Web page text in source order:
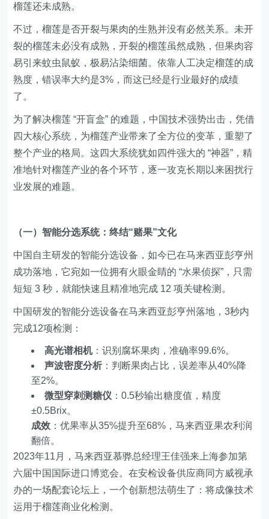
榴莲还未成熟。
不过，榴莲是否开裂与果肉的生熟并没有必然关系。未开
裂的榴莲未必没有成熟，开裂的榴莲虽然成熟，但果肉容
易引来蚊虫鼠蚁，极易沾染细菌。依靠人工决定榴莲的成
熟度，错误率大约是3%，而这已经是行业最好的成绩
了。
为了解决榴莲 “开盲盒” 的难题，中国技术强势出击，凭借
四大核心系统，为榴莲产业带来了全方位的变革，重塑了
整个产业的格局。这四大系统犹如四件强大的 “神器”，精
准地针对榴莲产业的各个环节，逐一攻克长期以来困扰行
业发展的难题。
（一）智能分选系统：终结“赌果”文化
中国自主研发的智能分选设备，如今已在马来西亚彭亨州
成功落地，它宛如一位拥有火眼金睛的 “水果侦探”，只需
短短 3 秒，就能快速且精准地完成 12 项关键检测。
中国研发的智能分选设备在马来西亚彭亨州落地，3秒内
完成12项检测：
高光谱相机：识别腐坏果肉，准确率99.6%。
声波密度分析 ：判断果肉占比，误差率从40%降
至2%。
微型穿刺测糖仪 ：0.5秒输出糖度值，精度
±0.5Brix。
成效 ：优果率从35%提升至68%，马来西亚果农利润
翻倍。
2023年11月，马来西亚慕骅总经理王佳强来上海参加第
六届中国国际进口博览会。在安检设备供应商同方威视承
办的一场配套论坛上，一个创新想法萌生了：将成像技术
运用于榴莲商业化检测。